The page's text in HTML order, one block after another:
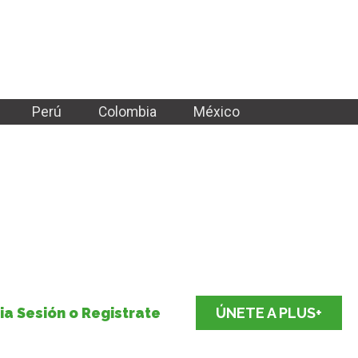
Perú Colombia México
Sesión o Registrate ÚNETE A PLUS+